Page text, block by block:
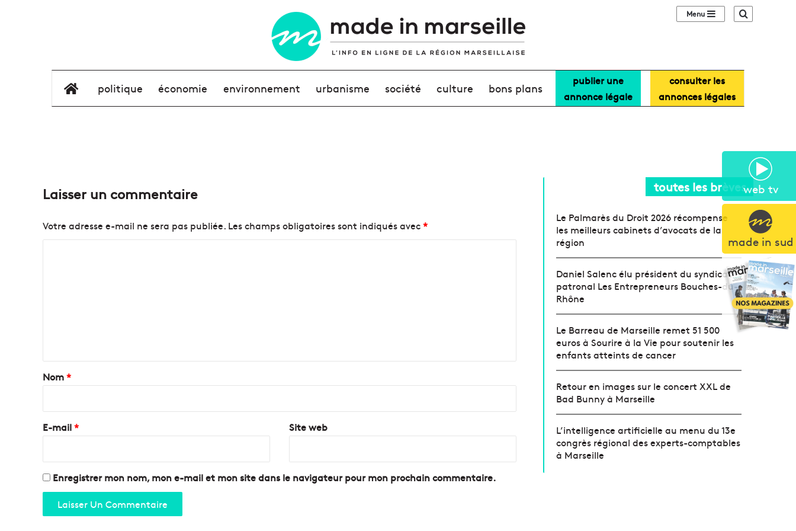
web tv
made in sud
Sidebar (barre
élément de menu
politique économie environnement urbanisme société culture bons plans
publier une
annonce légale
consulter les
annonces légales
Laisser un commentaire
Votre adresse e-mail ne sera pas publiée. Les champs obligatoires sont indiqués avec*
a
r
e
Nom*
E-mail* Site web
Enregistrer mon nom, mon e-mail et mon site dans le navigateur pour mon prochain commentaire.
toutes les brèves
Le Palmarès du Droit 2026 récompense
les meilleurs cabinets d’avocats de la
région
Daniel Salenc élu président du syndicat
patronal Les Entrepreneurs Bouches-du-
Rhône
Le Barreau de Marseille remet 51 500
euros à Sourire à la Vie pour soutenir les
enfants atteints de cancer
Retour en images sur le concert XXL de
Bad Bunny à Marseille
L’intelligence artificielle au menu du 13e
congrès régional des experts-comptables
à Marseille